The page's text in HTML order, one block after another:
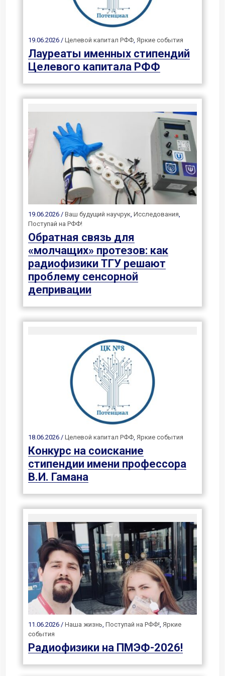
19.06.2026 / Целевой капитал РФФ Яркие события
Лауреаты именных стипендий
Целевого капитала РФФ
19.06.2026 / Ваш будущий научрук Исследования
Поступай на РФФ!
Обратная связь для
«молчащих» протезов: как
радиофизики ТГУ решают
проблему сенсорной
депривации
18.06.2026 / Целевой капитал РФФ Яркие события
Конкурс на соискание
стипендии имени профессора
В.И. Гамана
11.06.2026 / Наша жизнь Поступай на РФФ! Яркие
события
Радиофизики на ПМЭФ-2026!